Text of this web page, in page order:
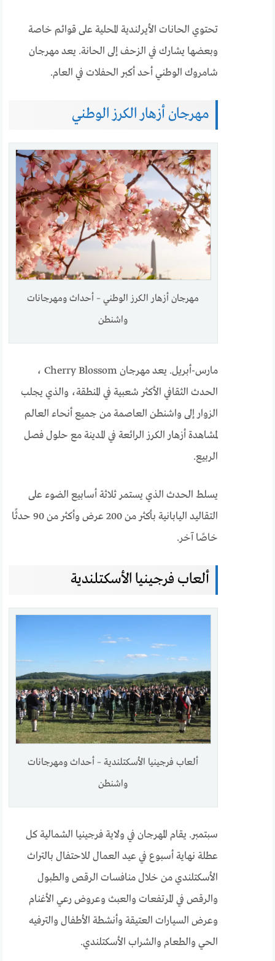
تحتوي الحانات الأيرلندية المحلية على قوائم خاصة
وبعضها يشارك في الزحف إلى الحانة. يعد مهرجان
شامروك الوطني أحد أكبر الحفلات في العام.
مهرجان أزهار الكرز الوطني
مهرجان أزهار الكرز الوطني – أحداث ومهرجانات
واشنطن
مارس-أبريل. يعد مهرجان Cherry Blossom ،
الحدث الثقافي الأكثر شعبية في المنطقة، والذي يجلب
الزوار إلى واشنطن العاصمة من جميع أنحاء العالم
لمشاهدة أزهار الكرز الرائعة في المدينة مع حلول فصل
الربيع.
يسلط الحدث الذي يستمر ثلاثة أسابيع الضوء على
التقاليد اليابانية بأكثر من 200 عرض وأكثر من 90 حدثًا
خاصًا آخر.
ألعاب فرجينيا الأسكتلندية
ألعاب فرجينيا الأسكتلندية – أحداث ومهرجانات
واشنطن
سبتمبر. يقام المهرجان في ولاية فرجينيا الشمالية كل
عطلة نهاية أسبوع في عيد العمال للاحتفال بالتراث
الأسكتلندي من خلال منافسات الرقص والطبول
والرقص في المرتفعات والعبث وعروض رعي الأغنام
وعرض السيارات العتيقة وأنشطة الأطفال والترفيه
الحي والطعام والشراب الأسكتلندي.